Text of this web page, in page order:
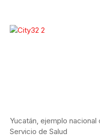
Yucatán, ejemplo
Servicio de Salud